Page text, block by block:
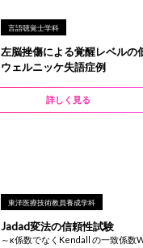
言語聴覚士学科
左脳挫傷による覚醒レベルの
ウェルニッケ失語症例
詳しく見る
東洋医療技術教員養成学科
Jadad変法の信頼性試験
～κ係数でなくKendall の一致係数